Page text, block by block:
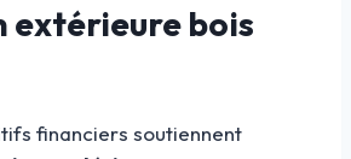
extérieure bois
financiers soutiennent